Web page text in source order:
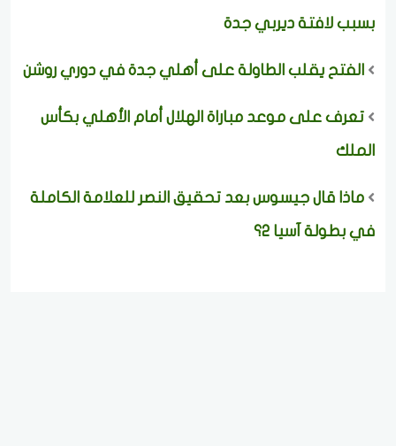
بسبب لافتة ديربي جدة
الفتح يقلب الطاولة على أهلي جدة في دوري روشن
تعرف على موعد مباراة الهلال أمام الأهلي بكأس
الملك
ماذا قال جيسوس بعد تحقيق النصر للعلامة الكاملة
في بطولة آسيا 2؟